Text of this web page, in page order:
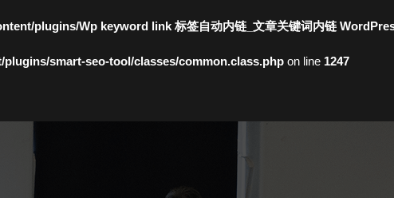
plugins/Wp keyword link 标签自动内链_文章关键词内链
smart-seo-tool/classes/common.class.php on line 1247